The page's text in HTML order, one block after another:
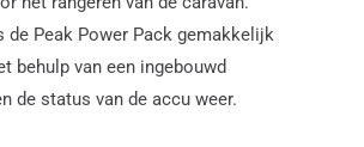
Peak Power Pack gemakkelijk
behulp van een ingebouwd
de status van de accu weer.